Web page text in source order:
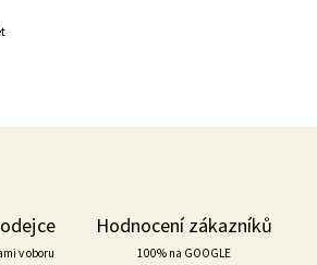
v oboru
Hodnocení zákazníků
100% na GOOGLE